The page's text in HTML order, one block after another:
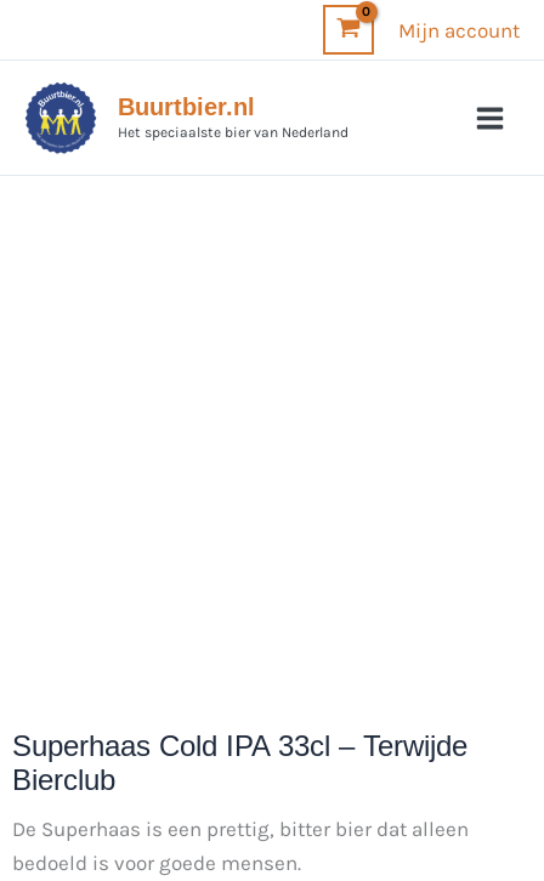
inhoud
Mijn account
Buurtbier.nl
Het speciaalste bier van Nederland
Superhaas Cold IPA 33cl – Terwijde
Bierclub
De Superhaas is een prettig, bitter bier dat alleen
bedoeld is voor goede mensen.